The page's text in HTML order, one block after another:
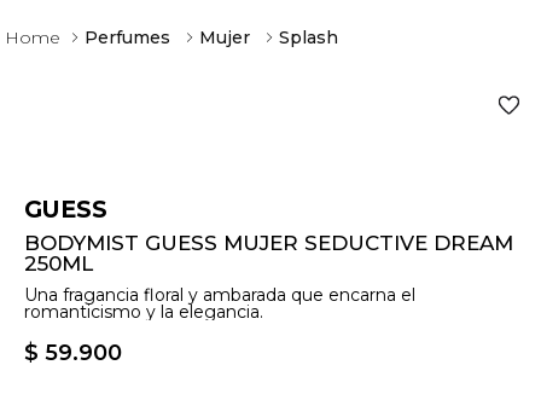
Perfumes Mujer Splash
GUESS
BODYMIST GUESS MUJER SEDUCTIVE DREAM
250ML
Una fragancia floral y ambarada que encarna el
romanticismo y la elegancia.
$ 59.900